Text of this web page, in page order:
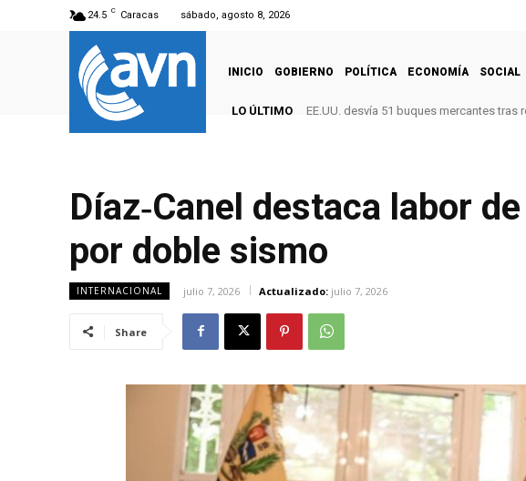
24.5 C Caracas sábado, agosto 8, 2026
INICIO GOBIERNO POLÍTICA ECONOMÍA SOCIAL
LO ÚLTIMO EE.UU. desvía 51 buques mercantes tras
Díaz‑Canel destaca labor
por doble sismo
INTERNACIONAL julio 7, 2026 Actualizado: julio 7, 2026
Share